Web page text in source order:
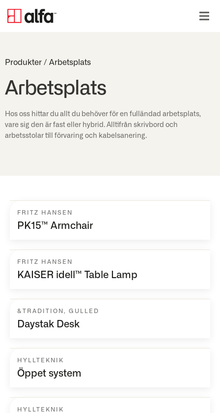
Produkter / Arbetsplats
Arbetsplats
Hos oss hittar du allt du behöver för en fulländad arbetsplats,
vare sig den är fast eller hybrid. Alltifrån skrivbord och
arbetsstolar till förvaring och kabelsanering.
FRITZ HANSEN
PK15™ Armchair
FRITZ HANSEN
KAISER idell™ Table Lamp
&TRADITION , GULLED
Daystak Desk
HYLLTEKNIK
Öppet system
HYLLTEKNIK